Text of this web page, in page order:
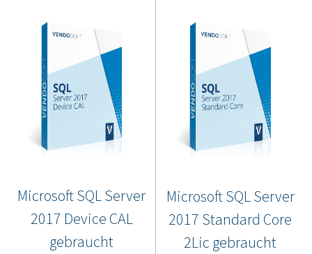
Microsoft SQL Server
2017 Device CAL
gebraucht
Microsoft SQL Server
2017 Standard Core
2Lic gebraucht